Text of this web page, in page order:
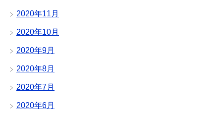
2020年11月
2020年10月
2020年9月
2020年8月
2020年7月
2020年6月